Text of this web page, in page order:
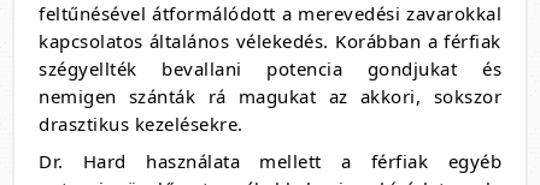
feltűnésével átformálódott a merevedési zavarokkal
kapcsolatos általános vélekedés. Korábban a férfiak
szégyellték bevallani potencia gondjukat és
nemigen szánták rá magukat az akkori, sokszor
drasztikus kezelésekre.
Dr. Hard használata mellett a férfiak egyéb